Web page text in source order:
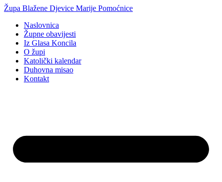
Idi
sadržaj
Župa Blažene Djevice Marije Pomoćnice
Naslovnica
Župne obavijesti
Iz Glasa Koncila
O župi
Katolički kalendar
Duhovna misao
Kontakt